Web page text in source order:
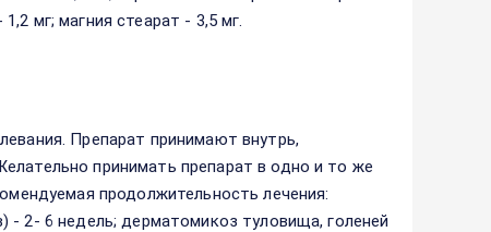
мг; магния стеарат - 3,5 мг.
Препарат принимают внутрь,
принимать препарат в одно и то же
продолжительность лечения:
2- 6 недель; дерматомикоз туловища, голеней